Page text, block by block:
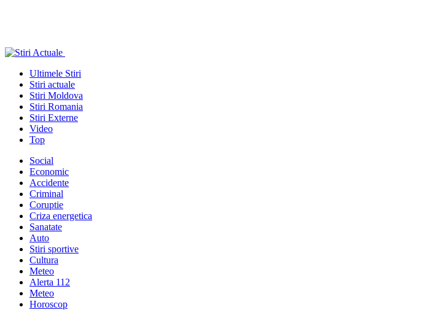
Ultimele Stiri
Stiri actuale
Stiri Moldova
Stiri Romania
Stiri Externe
Video
Top
Social
Economic
Accidente
Criminal
Coruptie
Criza energetica
Sanatate
Auto
Stiri sportive
Cultura
Meteo
Alerta 112
Meteo
Horoscop